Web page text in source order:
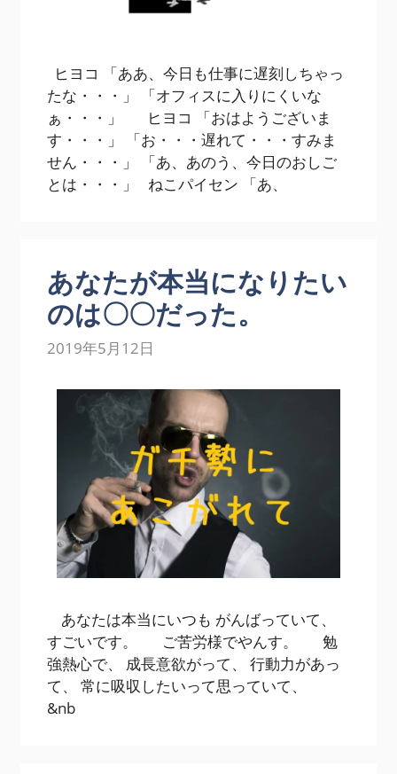
ヒヨコ 「ああ、今日も仕事に遅刻しちゃっ
たな・・・」 「オフィスに入りにくいな
ぁ・・・」 ヒヨコ 「おはようございま
す・・・」 「お・・・遅れて・・・すみま
せん・・・」 「あ、あのう、今日のおしご
とは・・・」 ねこパイセン 「あ、
あなたが本当になりたい
のは〇〇だった。
2019年5月12日
あなたは本当にいつも がんばっていて、
すごいです。 ご苦労様でやんす。 勉
強熱心で、 成長意欲がって、 行動力があっ
て、 常に吸収したいって思っていて、
&nb